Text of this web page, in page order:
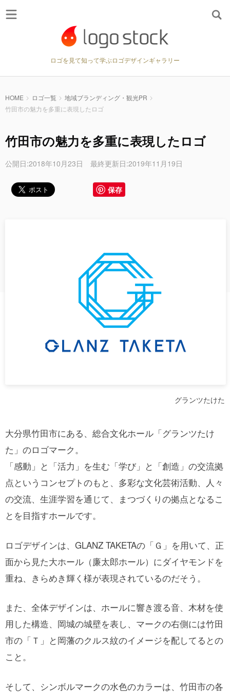
ロゴを見て知って学ぶロゴデザインギャラリー
HOME ロゴ一覧
地域ブランディング・観光PR
竹田市の魅力を多重に表現したロゴ
竹田市の魅力を多重に表現したロゴ
公開日:2018年10月23日 最終更新日:2019年11月19日
保存
グランツたけた
大分県竹田市にある、総合文化ホール「グランツたけ
た」のロゴマーク。
「感動」と「活力」を生む「学び」と「創造」の交流拠
点というコンセプトのもと、多彩な文化芸術活動、人々
の交流、生涯学習を通じて、まつづくりの拠点となるこ
とを目指すホールです。
ロゴデザインは、GLANZ TAKETAの「Ｇ」を用いて、正
面から見た大ホール（廉太郎ホール）にダイヤモンドを
重ね、きらめき輝く様が表現されているのだそう。
また、全体デザインは、ホールに響き渡る音、木材を使
用した構造、岡城の城壁を表し、マークの右側には竹田
市の「Ｔ」と岡藩のクルス紋のイメージを配してるとの
こと。
そして、シンボルマークの水色のカラーは、竹田市の各